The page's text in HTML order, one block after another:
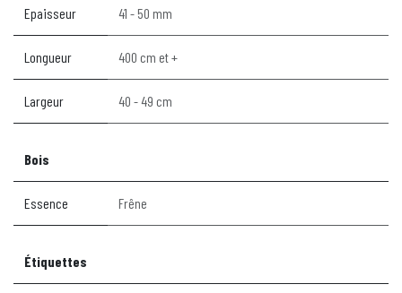
Epaisseur 41 - 50 mm
Longueur 400 cm et +
Largeur 40 - 49 cm
Bois
Essence Frêne
Étiquettes